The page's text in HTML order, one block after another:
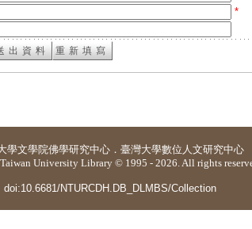
*
學文學院佛學研究中心 ． 臺灣大學數位人文研究中心
University Library © 1995 - 2026. All rights
doi:10.6681/NTURCDH.DB_DLMBS/Collection